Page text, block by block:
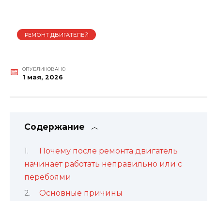
РЕМОНТ ДВИГАТЕЛЕЙ
ОПУБЛИКОВАНО
1 мая, 2026
Содержание
Почему после ремонта двигатель
начинает работать неправильно или с
перебоями
Основные причины